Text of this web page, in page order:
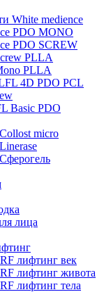
White medience
PDO MONO
PDO SCREW
PLLA
PLLA
4D PDO PCL
Basic PDO
micro
лица
лифтинг век
лифтинг живота
лифтинг тела